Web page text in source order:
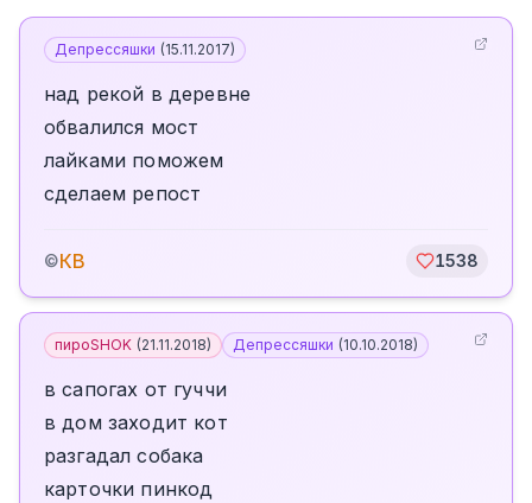
Депрессяшки (15.11.2017)
над рекой в деревне
обвалился мост
лайками поможем
сделаем репост
©КВ 1538
пироSHOK (21.11.2018) Депрессяшки (10.10.2018)
в сапогах от гуччи
в дом заходит кот
разгадал собака
карточки пинкод